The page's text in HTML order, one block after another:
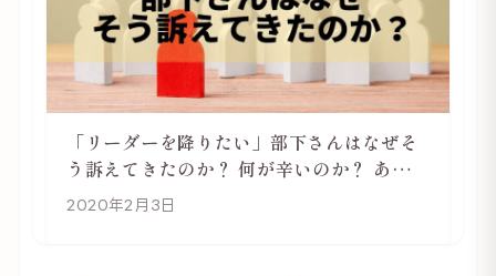
「リーダーを降りたい」部下さんはなぜそ
う訴えてきたのか？ 何が辛いのか？ あらた
めて考えてみる
2020年2月3日